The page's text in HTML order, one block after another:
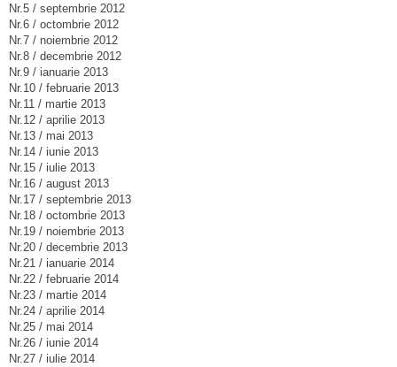
Nr.5 / septembrie 2012
Nr.6 / octombrie 2012
Nr.7 / noiembrie 2012
Nr.8 / decembrie 2012
Nr.9 / ianuarie 2013
Nr.10 / februarie 2013
Nr.11 / martie 2013
Nr.12 / aprilie 2013
Nr.13 / mai 2013
Nr.14 / iunie 2013
Nr.15 / iulie 2013
Nr.16 / august 2013
Nr.17 / septembrie 2013
Nr.18 / octombrie 2013
Nr.19 / noiembrie 2013
Nr.20 / decembrie 2013
Nr.21 / ianuarie 2014
Nr.22 / februarie 2014
Nr.23 / martie 2014
Nr.24 / aprilie 2014
Nr.25 / mai 2014
Nr.26 / iunie 2014
Nr.27 / iulie 2014